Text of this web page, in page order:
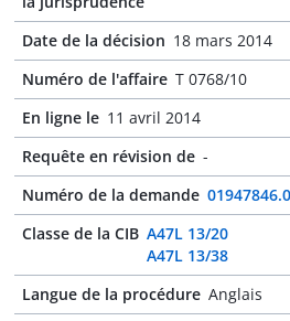
Date de la décision 18 mars 2014
Numéro de l'affaire T 0768/10
En ligne le 11 avril 2014
Requête en révision de -
Numéro de la demande 01947846.0
Classe de la CIB A47L 13/20
A47L 13/38
Langue de la procédure Anglais